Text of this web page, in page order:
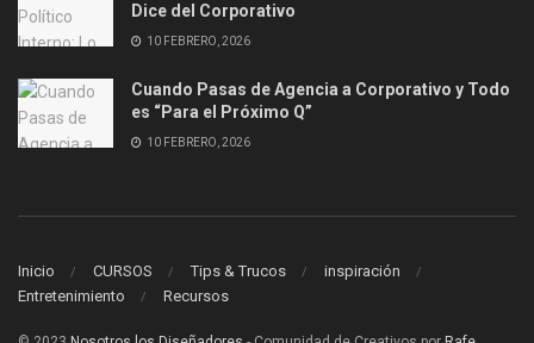
Dice del Corporativo
10 FEBRERO, 2026
Cuando Pasas de Agencia a Corporativo y Todo
es “Para el Próximo Q”
10 FEBRERO, 2026
Inicio CURSOS Tips & Trucos
inspiración
Entretenimiento
Recursos